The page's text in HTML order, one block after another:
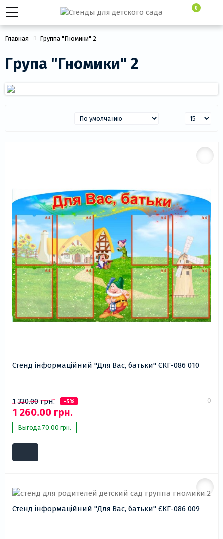
0
Главная Группа "Гномики" 2
Група "Гномики" 2
Стенд інформаційний "Для Вас, батьки" ЄКГ-086 010
1 330.00 грн. -5%
1 260.00 грн.
Выгода 70.00 грн.
0
Стенд інформаційний "Для Вас, батьки" ЄКГ-086 009